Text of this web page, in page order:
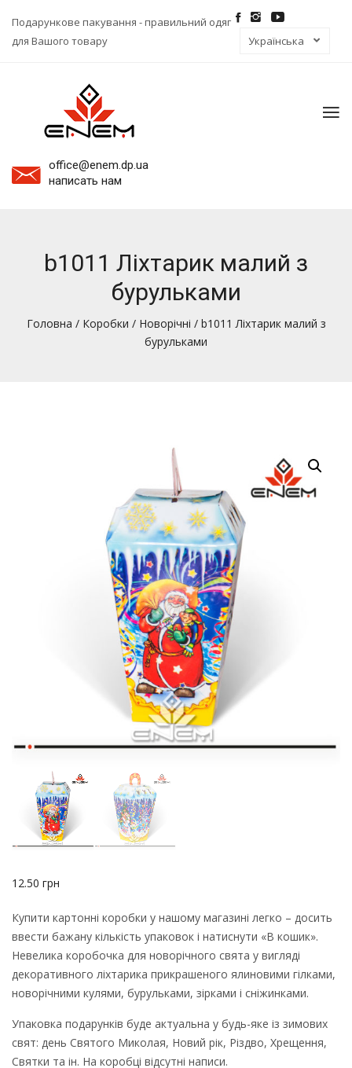
Подарункове пакування - правильний одяг
для Вашого товару
office@enem.dp.ua
написать нам
b1011 Ліхтарик малий з
бурульками
Головна / Коробки / Новорічні / b1011 Ліхтарик малий з
бурульками
12.50 грн
Купити картонні коробки у нашому магазині легко – досить
ввести бажану кількість упаковок і натиснути «В кошик».
Невелика коробочка для новорічного свята у вигляді
декоративного ліхтарика прикрашеного ялиновими гілками,
новорічними кулями, бурульками, зірками і сніжинками.
Упаковка подарунків буде актуальна у будь-яке із зимових
свят: день Святого Миколая, Новий рік, Різдво, Хрещення,
Святки та ін. На коробці відсутні написи.